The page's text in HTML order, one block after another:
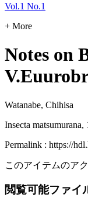
Vol.1 No.1
+ More
Notes on
Watanabe, Chihisa
Insecta
Permalink : https://
このアイテムのア
閲覧可能ファイ